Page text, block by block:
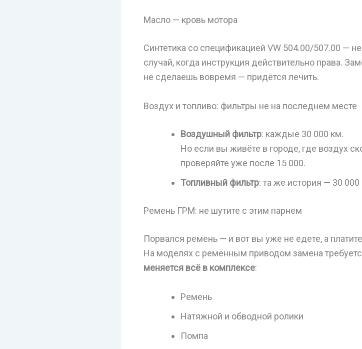
Масло — кровь мотора
Синтетика со спецификацией VW 504.00/507.00 —
случай, когда инструкция действительно права.
не сделаешь вовремя — придётся лечить.
Воздух и топливо: фильтры не на последнем месте
Воздушный фильтр: каждые 30 000 км.
Но если вы живёте в городе, где воздух
проверяйте уже после 15 000.
Топливный фильтр: та же история — 30 000
Ремень ГРМ: не шутите с этим парнем
Порвался ремень — и вот вы уже не едете, а
На моделях с ременным приводом замена
меняется всё в комплексе:
Ремень
Натяжной и обводной ролики
Помпа